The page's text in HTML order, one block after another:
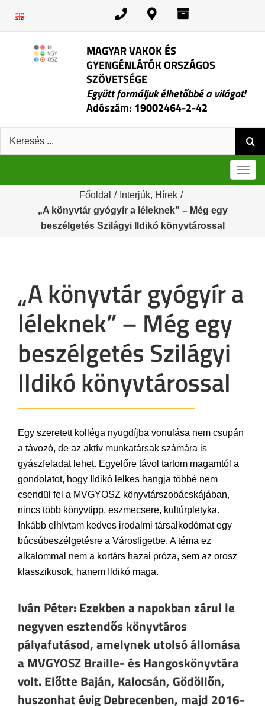
MAGYAR VAKOK ÉS
GYENGÉNLÁTÓK ORSZÁGOS
SZÖVETSÉGE
Együtt formáljuk élhetőbbé a világot!
Adószám: 19002464-2-42
Keresés:
Főoldal / Interjúk, Hírek /
„A könyvtár gyógyír a léleknek” – Még egy
beszélgetés Szilágyi Ildikó könyvtárossal
„A könyvtár gyógyír a
léleknek” – Még egy
beszélgetés Szilágyi
Ildikó könyvtárossal
Egy szeretett kolléga nyugdíjba vonulása nem csupán
a távozó, de az aktív munkatársak számára is
gyászfeladat lehet. Egyelőre távol tartom magamtól a
gondolatot, hogy Ildikó lelkes hangja többé nem
csendül fel a MVGYOSZ könyvtárszobácskájában,
nincs több könyvtipp, eszmecsere, kultúrpletyka.
Inkább elhívtam kedves irodalmi társalkodómat egy
búcsúbeszélgetésre a Városligetbe. A téma ez
alkalommal nem a kortárs hazai próza, sem az orosz
klasszikusok, hanem Ildikó maga.
Iván Péter: Ezekben a napokban zárul le
negyven esztendős könyvtáros
pályafutásod, amelynek utolsó állomása
a MVGYOSZ Braille- és Hangoskönyvtára
volt. Előtte Baján, Kalocsán, Gödöllőn,
huszonhat évig Debrecenben, majd 2016-